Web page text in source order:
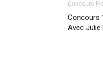
Concours
Concours
Avec Julie